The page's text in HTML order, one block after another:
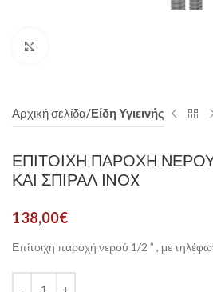
Αρχική σελίδα Είδη Υγιεινής
ΕΠΊΤΟΙΧΗ ΠΑΡΟΧΉ
ΚΑΙ ΣΠΙΡΆΛ INOX
138,00€
Επίτοιχη παροχή νερού 1/2 ” , με